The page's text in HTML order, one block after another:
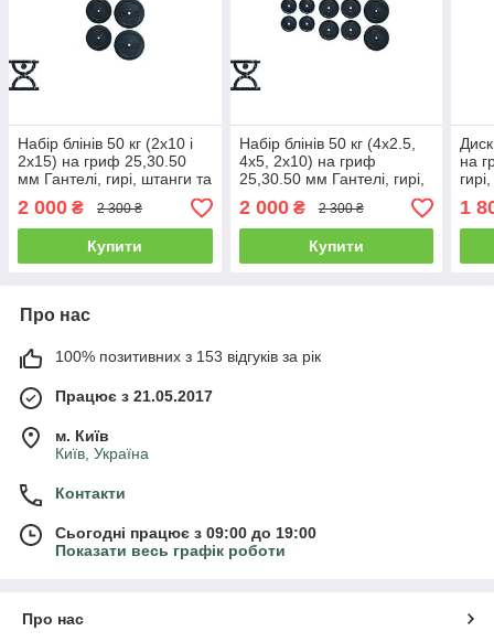
Набір блінів 50 кг (2x10 і
2x15) на гриф 25,30.50
мм Гантелі, гирі, штанги та
диски граниліт
пофарбований
2 000 ₴ 2 300 ₴
Купити
Набір блінів 50 кг (4x2.5,
4x5, 2x10) на гриф
25,30.50 мм Гантелі, гирі,
штанги та диски граниліт
пофарбований
2 000₴ 2 300 ₴
Купити
на
1
Про нас
100% позитивних з 153 відгуків за рік
Працює з 21.05.2017
м. Київ
Київ, Україна
Контакти
Сьогодні працює з 09:00 до 19:00
Показати весь графік роботи
Про нас